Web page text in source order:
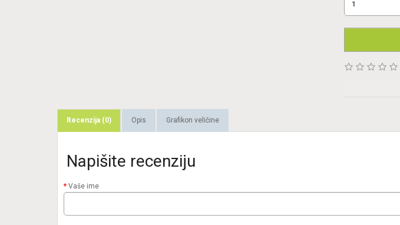
Recenzija (0) Opis Grafikon veličine
Napišite recenziju
Vaše ime